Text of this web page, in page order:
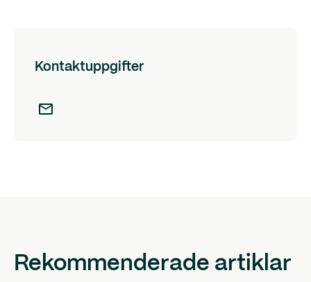
Kontaktuppgifter
Rekommenderade artiklar